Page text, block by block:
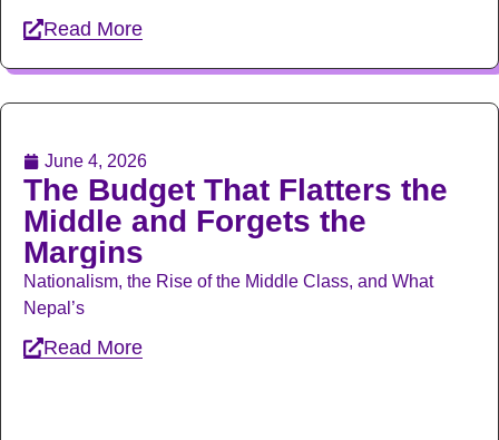
Read More
June 4, 2026
The Budget That Flatters the
Middle and Forgets the
Margins
Nationalism, the Rise of the Middle Class, and What
Nepal’s
Read More